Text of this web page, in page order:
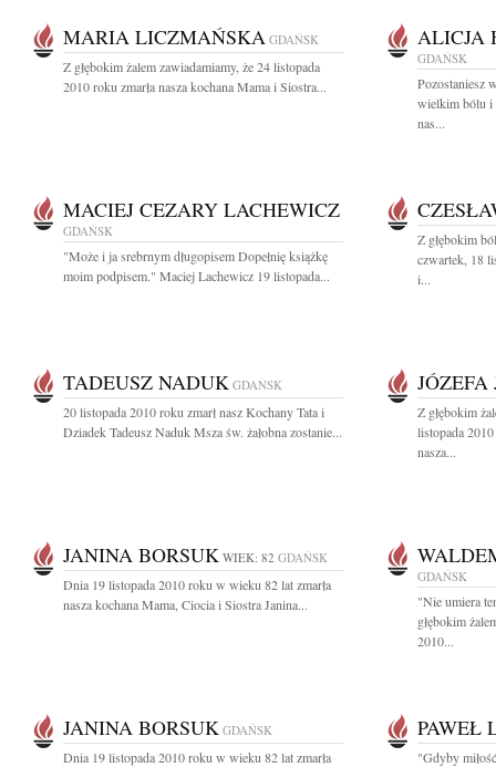
MARIA LICZMAŃSKA GDAŃSK
Z głębokim żalem zawiadamiamy, że 24 listopada
2010 roku zmarła nasza kochana Mama i Siostra...
ALICJA
GDAŃSK
Pozostaniesz
wielkim bólu i
nas...
MACIEJ CEZARY LACHEWICZ
GDAŃSK
"Może i ja srebrnym długopisem Dopełnię książkę
moim podpisem." Maciej Lachewicz 19 listopada...
Z głębokim
czwartek, 18
i...
TADEUSZ NADUK GDAŃSK
20 listopada 2010 roku zmarł nasz Kochany Tata i
Dziadek Tadeusz Naduk Msza św. żałobna zostanie...
Z głębokim
listopada
nasza...
JANINA BORSUK WIEK: 82 GDAŃSK
Dnia 19 listopada 2010 roku w wieku 82 lat zmarła
nasza kochana Mama, Ciocia i Siostra Janina...
GDAŃSK
"Nie umiera
głębokim
2010...
JANINA BORSUK GDAŃSK
Dnia 19 listopada 2010 roku w wieku 82 lat zmarła
PAWEŁ
"Gdyby